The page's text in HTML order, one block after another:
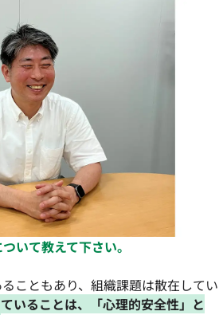
いて教えて下さい。
こともあり、組織課題は散在してい
いることは、「心理的安全性」と